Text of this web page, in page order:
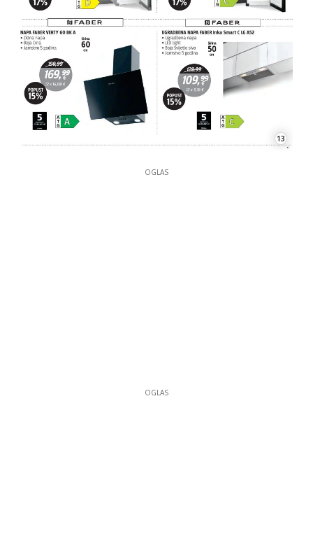
13
OGLAS
OGLAS